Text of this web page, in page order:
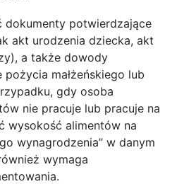
dokumenty potwierdzające
akt urodzenia dziecka, akt
a także dowody
małżeńskiego lub
gdy osoba
nie pracuje lub pracuje na
wysokość alimentów na
wynagrodzenia” w danym
wymaga